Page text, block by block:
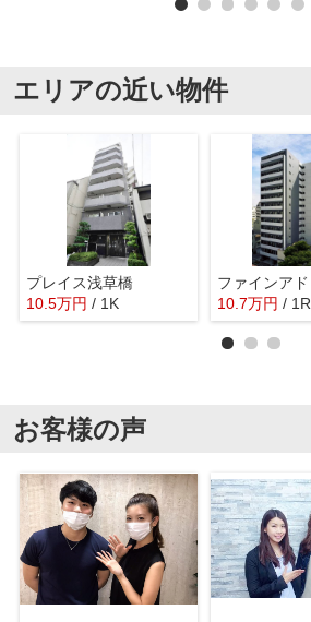
エリアの近い物件
プレイス浅草橋
10.5万円 / 1K
10.7万円 / 1R
お客様の声